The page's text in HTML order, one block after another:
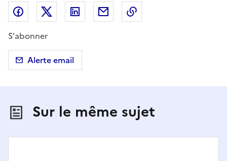
Partager sur Facebook
Partager sur X (anciennement Twitter)
Partager sur LinkedIn
Partager par email
S'abonner
Alerte email
Sur le même sujet